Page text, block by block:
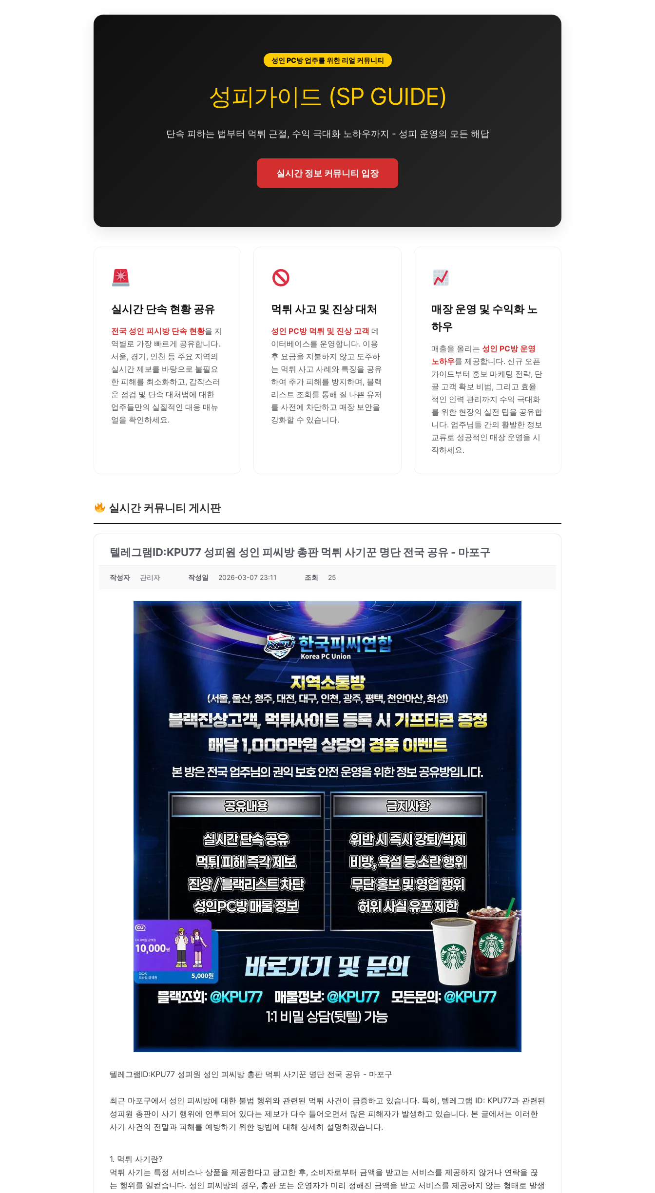
성인 PC방 업주를 위한 리얼 커뮤니티
성피가이드 (SP GUIDE)
단속 피하는 법부터 먹튀 근절, 수익 극대화 노하우까지 - 성피 운영의 모든 해답
실시간 정보 커뮤니티 입장
실시간 단속 현황 공유
전국 성인 피시방 단속 현황을 지
역별로 가장 빠르게 공유합니다.
서울, 경기, 인천 등 주요 지역의
실시간 제보를 바탕으로 불필요
한 피해를 최소화하고, 갑작스러
운 점검 및 단속 대처법에 대한
업주들만의 실질적인 대응 매뉴
얼을 확인하세요.
먹튀 사고 및 진상 대처
성인 PC방 먹튀 및 진상 고객 데
이터베이스를 운영합니다. 이용
후 요금을 지불하지 않고 도주하
는 먹튀 사고 사례와 특징을 공유
하여 추가 피해를 방지하며, 블랙
리스트 조회를 통해 질 나쁜 유저
를 사전에 차단하고 매장 보안을
강화할 수 있습니다.
매장 운영 및 수익화 노
하우
매출을 올리는 성인 PC방 운영
노하우를 제공합니다. 신규 오픈
가이드부터 홍보 마케팅 전략, 단
골 고객 확보 비법, 그리고 효율
적인 인력 관리까지 수익 극대화
를 위한 현장의 실전 팁을 공유합
니다. 업주님들 간의 활발한 정보
교류로 성공적인 매장 운영을 시
작하세요.
실시간 커뮤니티 게시판
텔레그램ID:KPU77 성피원 성인 피씨방 총판 먹튀 사기꾼 명단 전국 공유 - 마포구
작성자 관리자 작성일 2026-03-07 23:11 조회 25
텔레그램ID:KPU77 성피원 성인 피씨방 총판 먹튀 사기꾼 명단 전국 공유 - 마포구
최근 마포구에서 성인 피씨방에 대한 불법 행위와 관련된 먹튀 사건이 급증하고 있습니다. 특히, 텔레그램 ID: KPU77과 관련된
성피원 총판이 사기 행위에 연루되어 있다는 제보가 다수 들어오면서 많은 피해자가 발생하고 있습니다. 본 글에서는 이러한
사기 사건의 전말과 피해를 예방하기 위한 방법에 대해 상세히 설명하겠습니다.
1. 먹튀 사기란?
먹튀 사기는 특정 서비스나 상품을 제공한다고 광고한 후, 소비자로부터 금액을 받고는 서비스를 제공하지 않거나 연락을 끊
는 행위를 일컫습니다. 성인 피씨방의 경우, 총판 또는 운영자가 미리 정해진 금액을 받고 서비스를 제공하지 않는 형태로 발생